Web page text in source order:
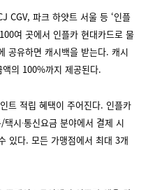
CGV, 파크 하얏트 서울 등 ‘인플
여 곳에서 인플카 현대카드로 물
공유하면 캐시백을 받는다. 캐시
의 100%까지 제공된다.
트 적립 혜택이 주어진다. 인플카
택시∙통신요금 분야에서 결제 시
있다. 모든 가맹점에서 최대 3개